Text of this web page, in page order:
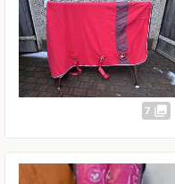
7 photo_library